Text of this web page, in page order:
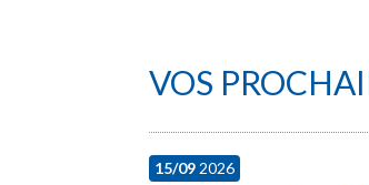
VOS
15/09 2026